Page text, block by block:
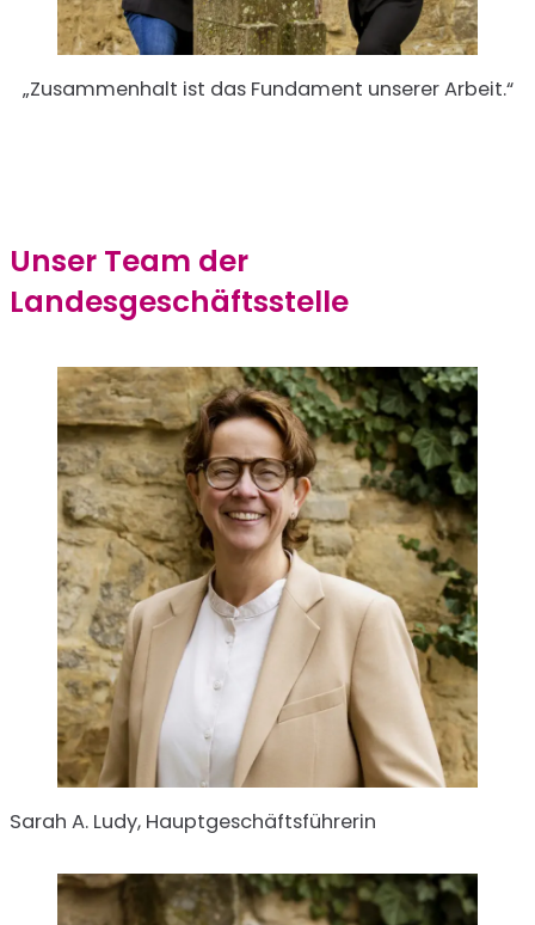
„Zusammenhalt ist das Fundament unserer Arbeit.“
Unser Team der
Landesgeschäftsstelle
Sarah A. Ludy, Hauptgeschäftsführerin